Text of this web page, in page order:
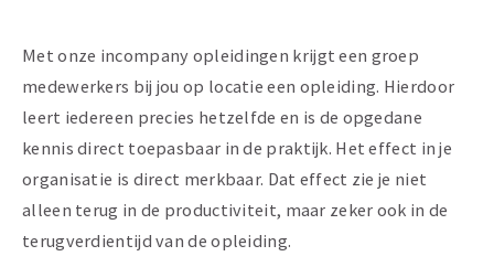
Met onze incompany opleidingen krijgt een groep
medewerkers bij jou op locatie een opleiding. Hierdoor
leert iedereen precies hetzelfde en is de opgedane
kennis direct toepasbaar in de praktijk. Het effect in je
organisatie is direct merkbaar. Dat effect zie je niet
alleen terug in de productiviteit, maar zeker ook in de
terugverdientijd van de opleiding.